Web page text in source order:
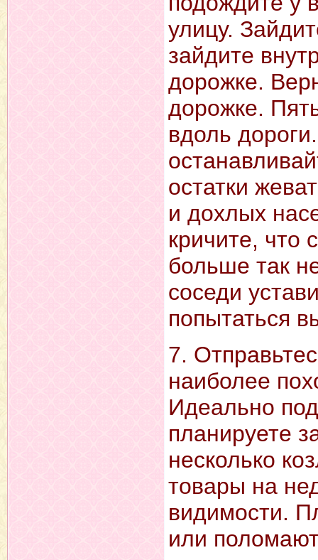
улицу.
зайдите
дорожке.
дорожке.
вдоль
остатки
и дохлых
кричите, что
больше так
соседи
попытаться
7.
наиболее
Идеально
планируете
несколько
товары на
видимости.
или